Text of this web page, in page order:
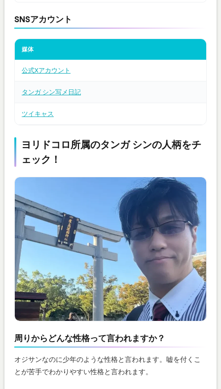
SNSアカウント
媒体
公式Xアカウント
タンガ シン写メ日記
ツイキャス
ヨリドコロ所属のタンガ シンの人柄をチ
ェック！
周りからどんな性格って言われますか？
オジサンなのに少年のような性格と言われます。嘘を付くこ
とが苦手でわかりやすい性格と言われます。